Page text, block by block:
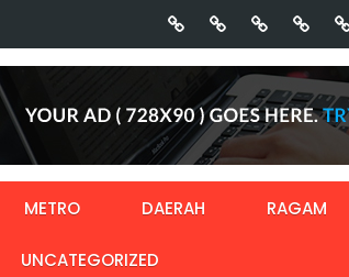
METRO DAERAH RAGAM
UNCATEGORIZED